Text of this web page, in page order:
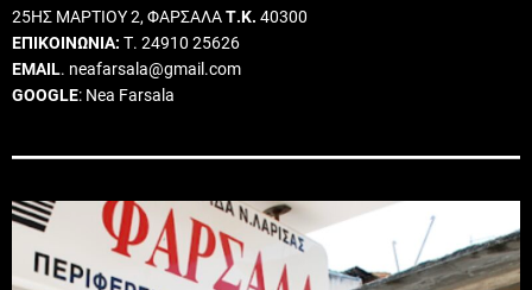
25ΗΣ ΜΑΡΤΙΟΥ 2, ΦΑΡΣΑΛΑΤ.Κ. 40300
ΕΠΙΚΟΙΝΩΝΙΑ: Τ. 24910 25626
EMAIL. neafarsala@gmail.com
GOOGLE: Nea Farsala